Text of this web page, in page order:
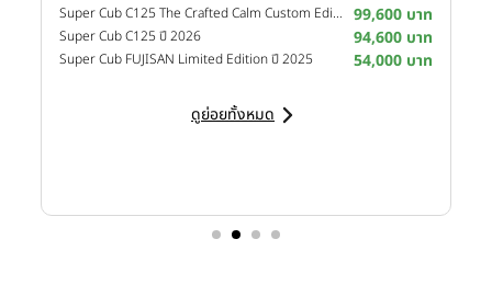
Super Cub C125 The Crafted Calm Custom Edition ปี 2026 99,600 บาท
Super Cub C125 ปี 2026 94,600 บาท
Super Cub FUJISAN Limited Edition ปี 2025 54,000 บาท
ดูย่อยทั้งหมด